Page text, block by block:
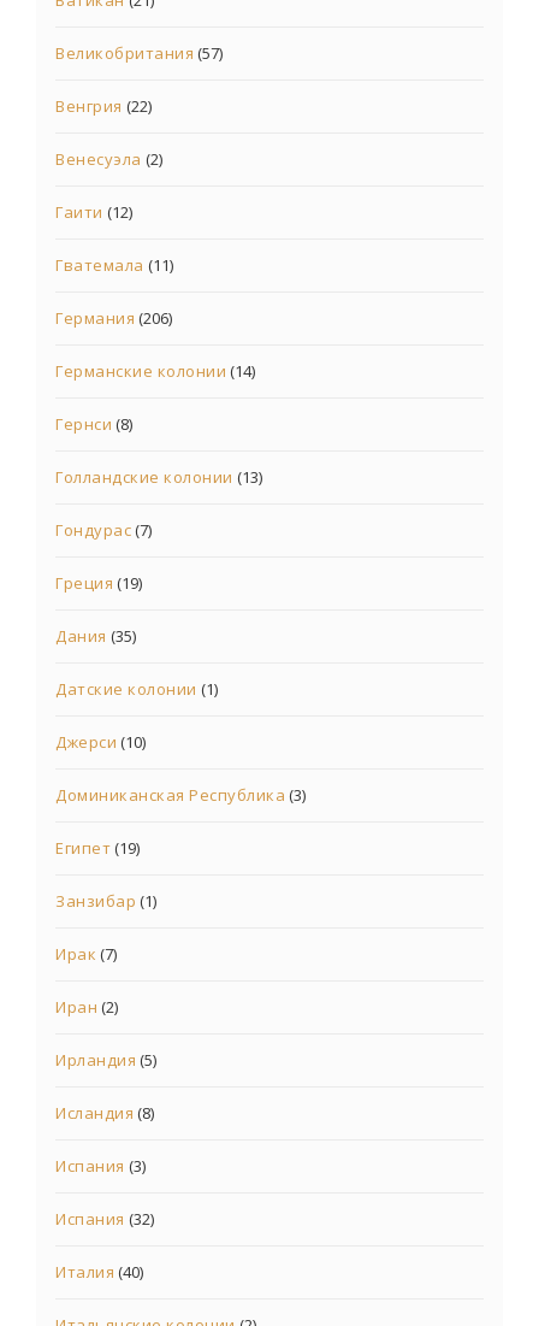
Великобритания (57)
Венгрия (22)
Венесуэла (2)
Гаити (12)
Гватемала (11)
Германия (206)
Германские колонии (14)
Гернси (8)
Голландские колонии (13)
Гондурас(7)
Греция (19)
Дания (35)
Датские колонии (1)
Джерси (10)
Доминиканская Республика (3)
Египет(19)
Занзибар (1)
Ирак (7)
Иран (2)
Ирландия (5)
Исландия (8)
Испания (3)
Испания (32)
Италия (40)